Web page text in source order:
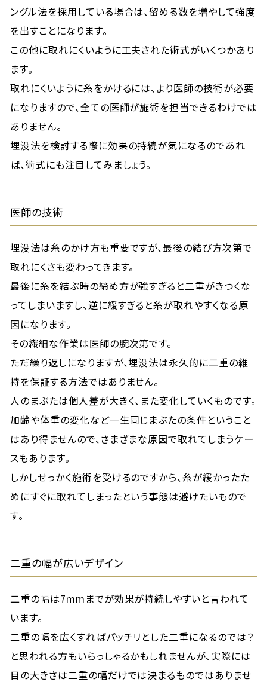
ングル法を採用している場合は、留める数を増やして強度
を出すことになります。
この他に取れにくいように工夫された術式がいくつかあり
ます。
取れにくいように糸をかけるには、より医師の技術が必要
になりますので、全ての医師が施術を担当できるわけでは
ありません。
埋没法を検討する際に効果の持続が気になるのであれ
ば、術式にも注目してみましょう。
医師の技術
埋没法は糸のかけ方も重要ですが、最後の結び方次第で
取れにくさも変わってきます。
最後に糸を結ぶ時の締め方が強すぎると二重がきつくな
ってしまいますし、逆に緩すぎると糸が取れやすくなる原
因になります。
その繊細な作業は医師の腕次第です。
ただ繰り返しになりますが、埋没法は永久的に二重の維
持を保証する方法ではありません。
人のまぶたは個人差が大きく、また変化していくものです。
加齢や体重の変化など一生同じまぶたの条件ということ
はあり得ませんので、さまざまな原因で取れてしまうケー
スもあります。
しかしせっかく施術を受けるのですから、糸が緩かったた
めにすぐに取れてしまったという事態は避けたいもので
す。
二重の幅が広いデザイン
二重の幅は7mmまでが効果が持続しやすいと言われて
います。
二重の幅を広くすればパッチリとした二重になるのでは？
と思われる方もいらっしゃるかもしれませんが、実際には
目の大きさは二重の幅だけでは決まるものではありませ